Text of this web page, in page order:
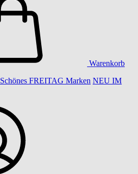
Warenkorb
Schönes FREITAG Marken NEU IM